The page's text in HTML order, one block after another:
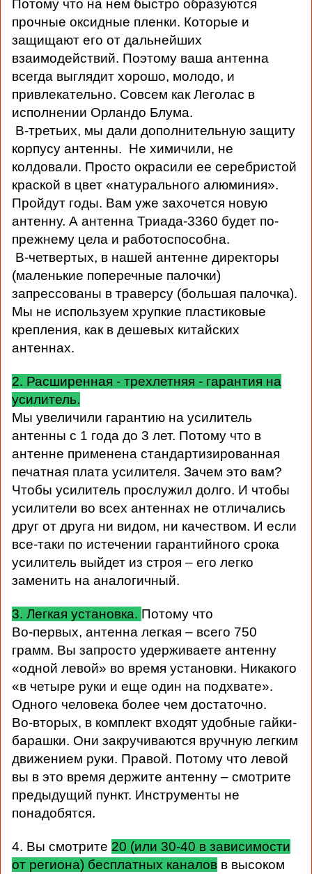
Потому что на нем быстро образуются
прочные оксидные пленки. Которые и
защищают его от дальнейших
взаимодействий. Поэтому ваша антенна
всегда выглядит хорошо, молодо, и
привлекательно. Совсем как Леголас в
исполнении Орландо Блума.
В-третьих, мы дали дополнительную защиту
корпусу антенны. Не химичили, не
колдовали. Просто окрасили ее серебристой
краской в цвет «натурального алюминия».
Пройдут годы. Вам уже захочется новую
антенну. А антенна Триада-3360 будет по-
прежнему цела и работоспособна.
В-четвертых, в нашей антенне директоры
(маленькие поперечные палочки)
запрессованы в траверсу (большая палочка).
Мы не используем хрупкие пластиковые
крепления, как в дешевых китайских
антеннах.
2. Расширенная - трехлетняя - гарантия на
усилитель.
Мы увеличили гарантию на усилитель
антенны с 1 года до 3 лет. Потому что в
антенне применена стандартизированная
печатная плата усилителя. Зачем это вам?
Чтобы усилитель прослужил долго. И чтобы
усилители во всех антеннах не отличались
друг от друга ни видом, ни качеством. И если
все-таки по истечении гарантийного срока
усилитель выйдет из строя – его легко
заменить на аналогичный.
3. Легкая установка. Потому что
Во-первых, антенна легкая – всего 750
грамм. Вы запросто удерживаете антенну
«одной левой» во время установки. Никакого
«в четыре руки и еще один на подхвате».
Одного человека более чем достаточно.
Во-вторых, в комплект входят удобные гайки-
барашки. Они закручиваются вручную легким
движением руки. Правой. Потому что левой
вы в это время держите антенну – смотрите
предыдущий пункт. Инструменты не
понадобятся.
4. Вы смотрите 20 (или 30-40 в зависимости
от региона) бесплатных каналов в высоком